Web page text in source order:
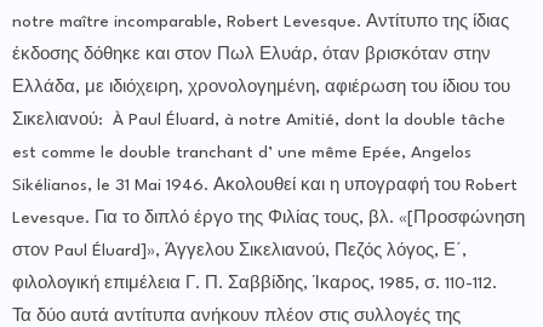
notre maître incomparable, Robert Levesque. Αντίτυπο της ίδιας
έκδοσης δόθηκε και στον Πωλ Ελυάρ, όταν βρισκόταν στην
Ελλάδα, με ιδιόχειρη, χρονολογημένη, αφιέρωση του ίδιου του
Σικελιανού: À Paul Éluard, à notre Amitié, dont la double tâche
est comme le double tranchant d’ une même Epée, Angelos
Sikélianos, le 31 Mai 1946. Ακολουθεί και η υπογραφή του Robert
Levesque. Για το διπλό έργο της Φιλίας τους, βλ. «[Προσφώνηση
στον Paul Éluard]», Άγγελου Σικελιανού, Πεζός λόγος, Ε΄,
φιλολογική επιμέλεια Γ. Π. Σαββίδης, Ίκαρος, 1985, σ. 110-112.
Τα δύο αυτά αντίτυπα ανήκουν πλέον στις συλλογές της